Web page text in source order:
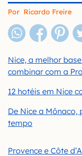
Por Ricardo Freire
Nice, a melhor
combinar com a
12 hotéis em Nice
De Nice a Mônaco,
tempo
Provence e Côte